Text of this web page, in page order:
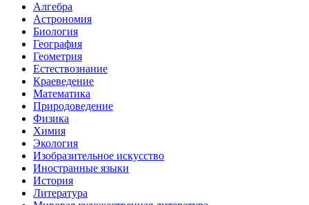
Алгебра
Астрономия
Биология
География
Геометрия
Естествознание
Краеведение
Математика
Природоведение
Физика
Химия
Экология
Изобразительное искусство
Иностранные языки
История
Литература